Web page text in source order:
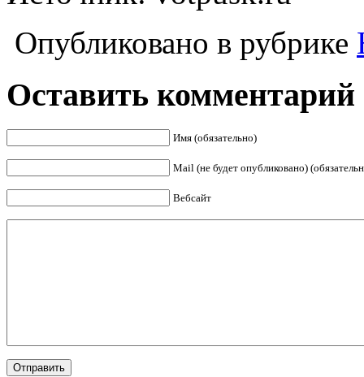
Опубликовано в рубрике
Оставить комментарий
Имя (обязательно)
Mail (не будет опубликовано)
Вебсайт